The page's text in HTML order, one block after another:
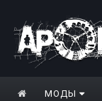
МОДЫ